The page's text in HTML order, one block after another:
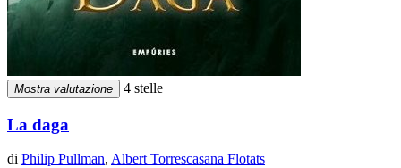
Mostra valutazione 4 stelle
La daga
di Philip Pullman, Albert Torrescasana Flotats